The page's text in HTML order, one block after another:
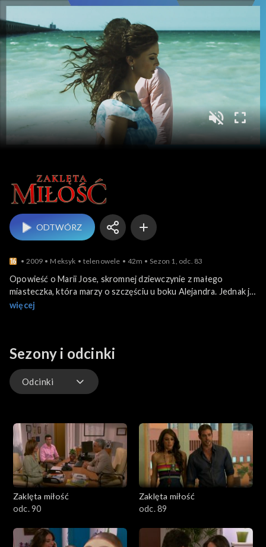
Zaklęta miłość
ODTWÓRZ
2009 Meksyk telenowele 42m Sezon 1, odc. 83
Opowieść o Marii Jose, skromnej dziewczynie z małego
miasteczka, która marzy o szczęściu u boku Alejandra. Jednak jej
życie zmienia się nieoczekiwanie, gdy poznaje prawdę o
więcej
Sezony i odcinki
Odcinki
Zaklęta miłość
odc. 90
Zaklęta miłość
odc. 89